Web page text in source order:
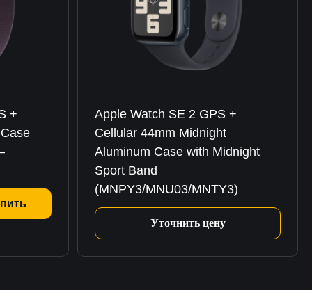
+
Apple Watch SE 2 GPS +
Cellular 44mm Midnight
Aluminum Case with Midnight
Sport Band
(MNPY3/MNU03/MNTY3)
Уточнить цену